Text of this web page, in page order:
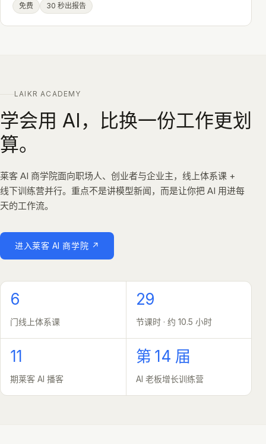
免费 30 秒出报告
LAIKR ACADEMY
学会用 AI，比换一份工作更划
算。
莱客 AI 商学院面向职场人、创业者与企业主，线上体系课 +
线下训练营并行。重点不是讲模型新闻，而是让你把 AI 用进每
天的工作流。
进入莱客 AI 商学院 ↗
6
门线上体系课
29
节课时 · 约 10.5 小时
11
期莱客 AI 播客
第 14 届
AI 老板增长训练营